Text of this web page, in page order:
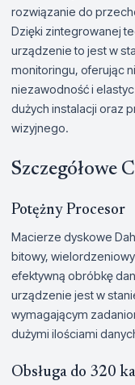
rozwiązanie do
Dzięki zintegrowanej
urządzenie to jest w
monitoringu, oferując
niezawodność i
dużych instalacji oraz
wizyjnego.
Szczegółowe
Potężny Procesor
Macierze dyskowe
bitowy,
efektywną obróbkę
urządzenie jest w
wymagającym
dużymi ilościami
Obsługa do 320